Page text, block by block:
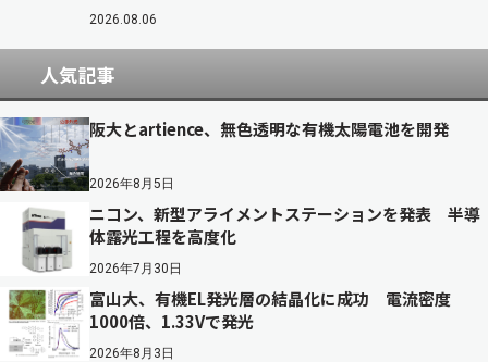
2026.08.06
人気記事
阪大とartience、無色透明な有機太陽電池を開発
2026年8月5日
ニコン、新型アライメントステーションを発表 半導
体露光工程を高度化
2026年7月30日
富山大、有機EL発光層の結晶化に成功 電流密度
1000倍、1.33Vで発光
2026年8月3日